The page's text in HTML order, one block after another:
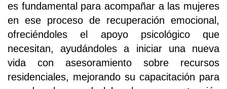
es fundamental para acompañar a las mujeres
en ese proceso de recuperación emocional,
ofreciéndoles el apoyo psicológico que
necesitan, ayudándoles a iniciar una nueva
vida con asesoramiento sobre recursos
residenciales, mejorando su capacitación para